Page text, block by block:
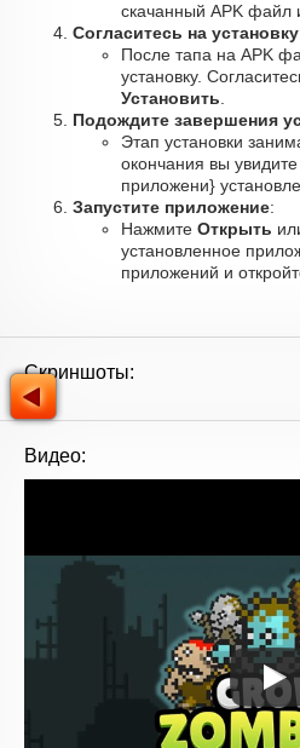
скачанный APK файл
Согласитесь на установку
После тапа на APK
установку.
Установить
Подождите завершения
Этап установки
окончания вы
приложени}
Запустите приложение:
Нажмите Открыть
установленное
приложений и
Скриншоты:
Видео: